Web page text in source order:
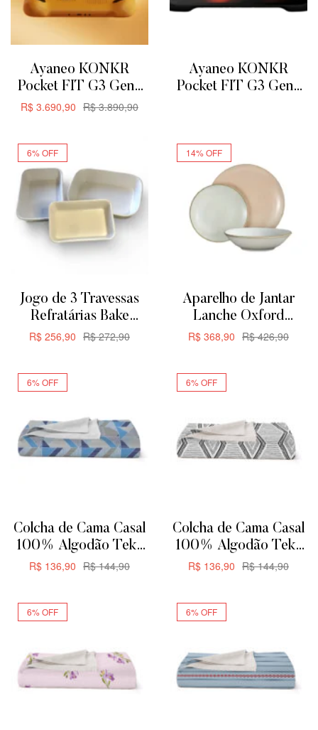
Ayaneo KONKR
Pocket FIT G3 Gen3
8GB + 128GB –
R$3.890,90
R$ 3.690,90
Ayaneo KONKR
Pocket FIT G3 Gen3
6% OFF
Jogo de 3 Travessas
Refratárias Bake
Oxford Para Servir ou
R$272,90
R$ 256,90
14% OFF
Aparelho de Jantar
Lanche Oxford
Aquarela Flat 12 Peças
R$426,90
R$ 368,90
6% OFF
Colcha de Cama Casal
100% Algodão Teka
Allegro Plus –
R$144,90
R$ 136,90
6% OFF
Colcha de Cama Casal
100% Algodão Teka
Allegro Plus –
R$144,90
R$ 136,90
6% OFF 6% OFF